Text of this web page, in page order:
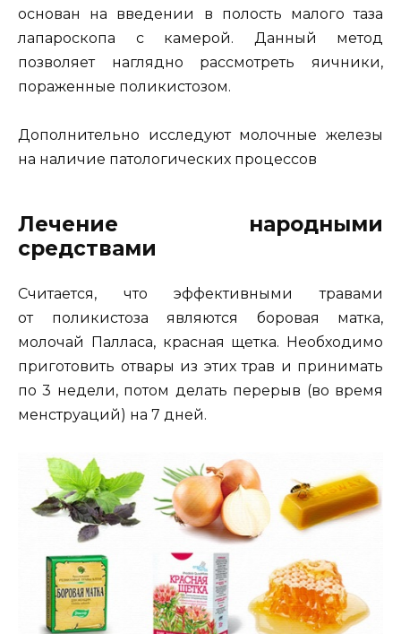
основан на введении в полость малого таза
лапароскопа с камерой. Данный метод
позволяет наглядно рассмотреть яичники,
пораженные поликистозом.
Дополнительно исследуют молочные железы
на наличие патологических процессов
Лечение народными
средствами
Считается, что эффективными травами
от поликистоза являются боровая матка,
молочай Палласа, красная щетка. Необходимо
приготовить отвары из этих трав и принимать
по 3 недели, потом делать перерыв (во время
менструаций) на 7 дней.